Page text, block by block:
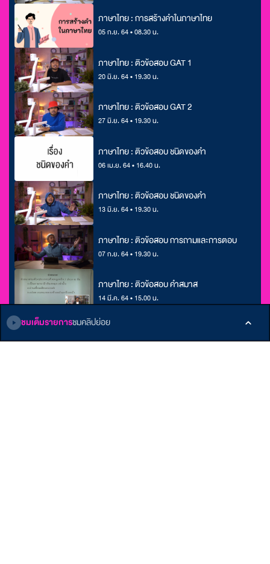
ชมเต็มรายการชมคลิปย่อย
ภาษาไทย : การสร้างคำในภาษาไทย
05 ก.ย. 64 • 08.30 น.
ภาษาไทย : ติวข้อสอบ GAT 1
20 มิ.ย. 64 • 19.30 น.
ภาษาไทย : ติวข้อสอบ GAT 2
27 มิ.ย. 64 • 19.30 น.
ภาษาไทย : ติวข้อสอบ ชนิดของคำ
06 เม.ย. 64 • 16.40 น.
ภาษาไทย : ติวข้อสอบ ชนิดของคำ
13 มิ.ย. 64 • 19.30 น.
ภาษาไทย : ติวข้อสอบ การถามและการตอบ
07 ก.ย. 64 • 19.30 น.
ภาษาไทย : ติวข้อสอบ คำสมาส
14 มี.ค. 64 • 15.00 น.